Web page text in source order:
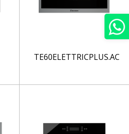
TE60ELETTRICPLUS.AC